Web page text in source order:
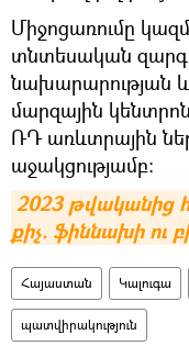
Միջոցառումը
տնտեսական
նախարարության
մարզային
ՌԴ առևտրային
աջակցությամբ։
2023 թվականից
քիչ. ֆիննախի ու
Հայաստան Կալուգա
պատվիրակություն